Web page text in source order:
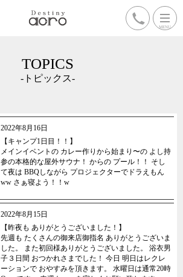
TOPICS
-トピックス-
2022年8月16日
【キャンプ1日目！！】
メインイベントの カレー作りから始まり〜の よし持
参の本格的な屋外サウナ！ からの プール！！ そし
て夜は BBQしながら プロジェクターでドラえもん
ww さぁ寝よう！！w
2022年8月15日
【昨夜も ありがとうございました！】
先週も たくさんの御来店御指名 ありがとうございま
した。 また初回様ありがとうございました。 浴衣男
子３日間 おつかれさまでした！ 今日 明日はレクレ
ーションで おやすみを頂きます。 水曜日は通常20時